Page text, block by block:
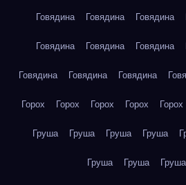
Говядина Говядина Говядина
Говядина Говядина Говядина
Говядина Говядина Говядина
Горох Горох Горох Горох Горох
Груша Груша Груша Груша
Груша Груша Груша